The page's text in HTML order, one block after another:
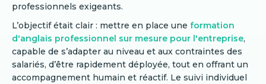
professionnels exigeants.
L’objectif était clair : mettre en place une formation
d'anglais professionnel sur mesure pour l'entreprise,
capable de s’adapter au niveau et aux contraintes des
salariés, d’être rapidement déployée, tout en offrant un
accompagnement humain et réactif. Le suivi individuel